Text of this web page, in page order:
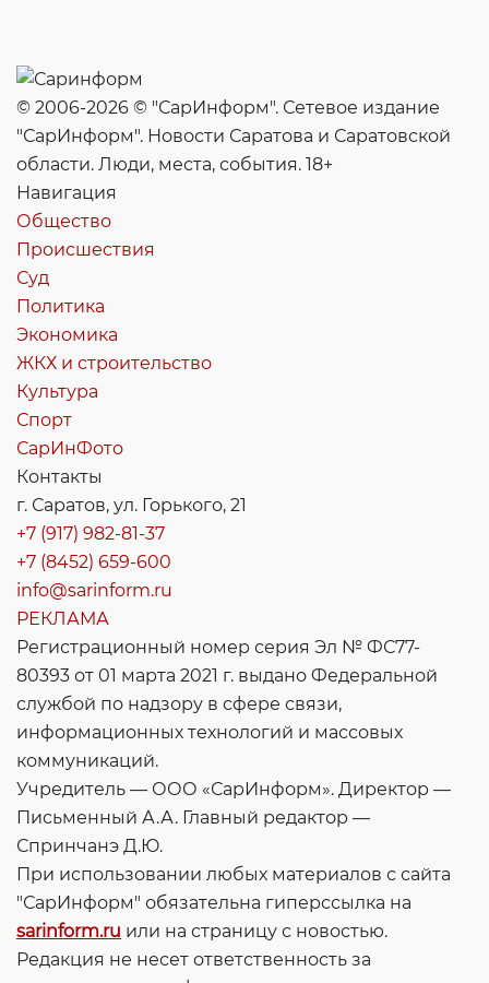
© 2006-2026 © "СарИнформ". Сетевое издание
"СарИнформ". Новости Саратова и Саратовской
области. Люди, места, события. 18+
Навигация
Общество
Происшествия
Суд
Политика
Экономика
ЖКХ и строительство
Культура
Спорт
СарИнФото
Контакты
г. Саратов, ул. Горького, 21
+7 (917) 982-81-37
+7 (8452) 659-600
info@sarinform.ru
РЕКЛАМА
Регистрационный номер серия Эл № ФС77-
80393 от 01 марта 2021 г. выдано Федеральной
службой по надзору в сфере связи,
информационных технологий и массовых
коммуникаций.
Учредитель — ООО «СарИнформ». Директор —
Письменный А.А. Главный редактор —
Спринчанэ Д.Ю.
При использовании любых материалов с сайта
"СарИнформ" обязательна гиперссылка на
sarinform.ru или на страницу с новостью.
Редакция не несет ответственность за